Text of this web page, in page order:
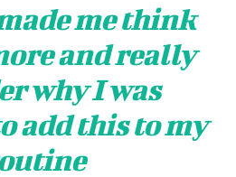
me think
and really
why I was
add this to my